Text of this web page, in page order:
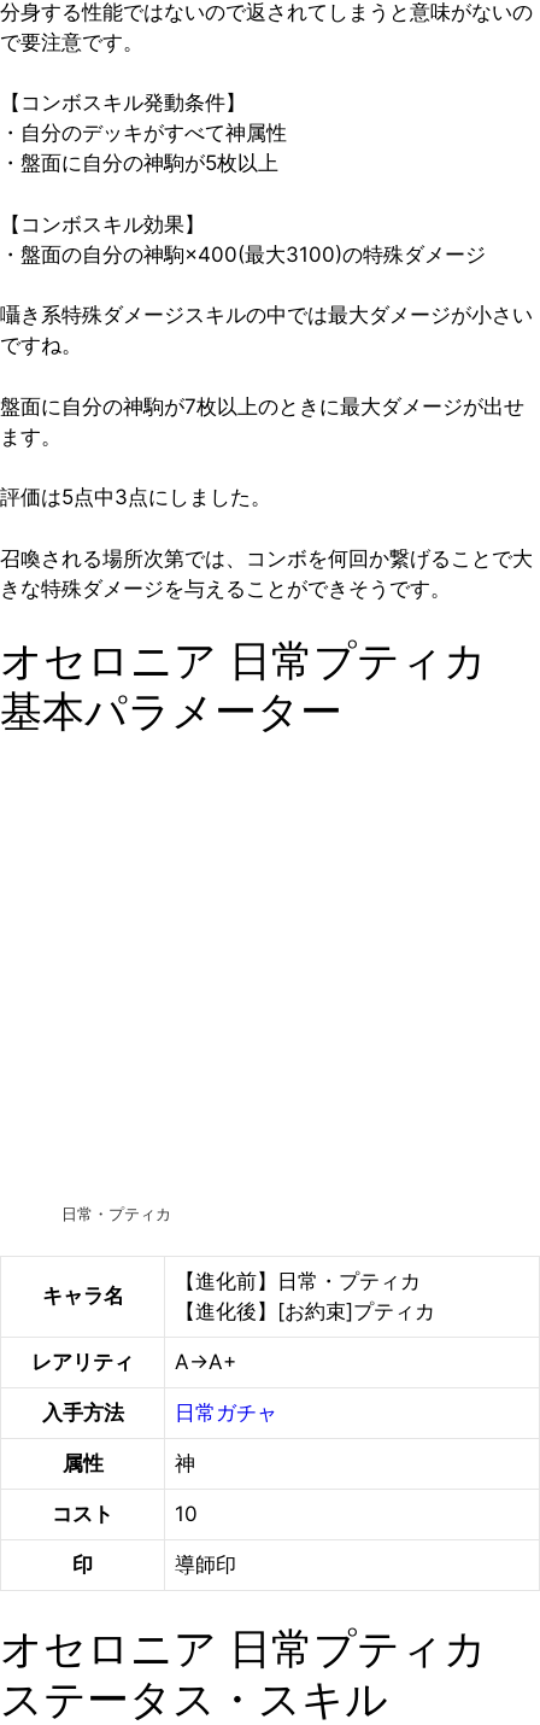
分身する性能ではないので返されてしまうと意味がないの
で要注意です。
【コンボスキル発動条件】
・自分のデッキがすべて神属性
・盤面に自分の神駒が5枚以上
【コンボスキル効果】
・盤面の自分の神駒×400(最大3100)の特殊ダメージ
囁き系特殊ダメージスキルの中では最大ダメージが小さい
ですね。
盤面に自分の神駒が7枚以上のときに最大ダメージが出せ
ます。
評価は5点中3点にしました。
召喚される場所次第では、コンボを何回か繋げることで大
きな特殊ダメージを与えることができそうです。
オセロニア 日常プティカ
基本パラメーター
日常・プティカ
キャラ名
【進化前】日常・プティカ
【進化後】[お約束]プティカ
レアリティ A→A+
入手方法 日常ガチャ
属性 神
コスト 10
印 導師印
オセロニア 日常プティカ
ステータス・スキル